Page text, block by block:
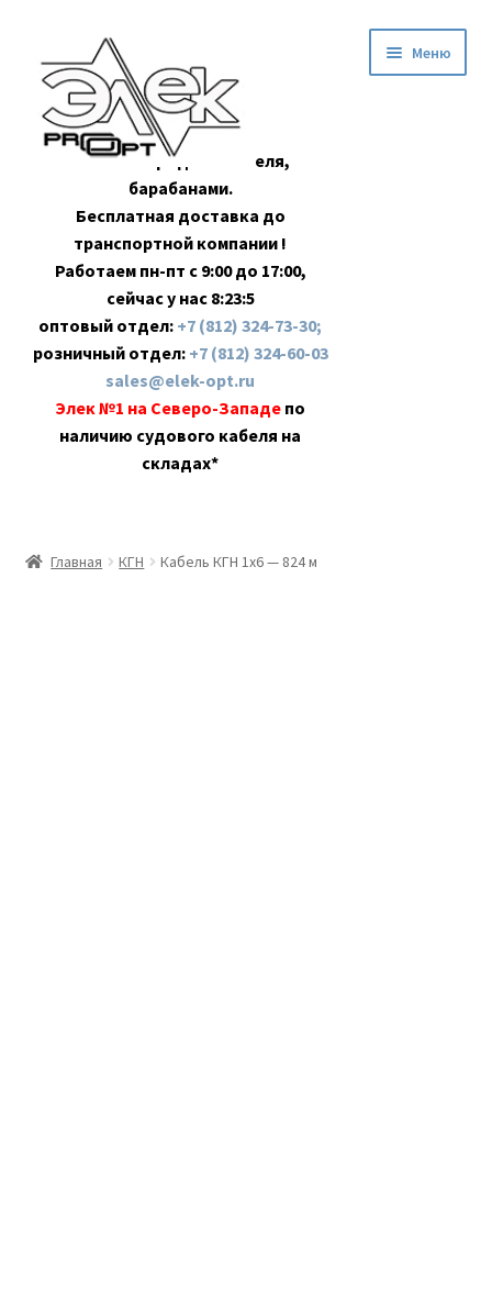
навигации
содержимому
Оптовая продажа кабеля,
барабанами.
Бесплатная доставка до
транспортной компании !
Работаем пн-пт с 9:00 до 17:00,
сейчас у нас 8:23:5
оптовый отдел: +7 (812) 324-73-30;
розничный отдел: +7 (812) 324-60-03
sales@elek-opt.ru
Элек №1 на Северо-Западе по
наличию судового кабеля на
складах*
Меню
Главная КГН Кабель КГН 1х6 — 824 м